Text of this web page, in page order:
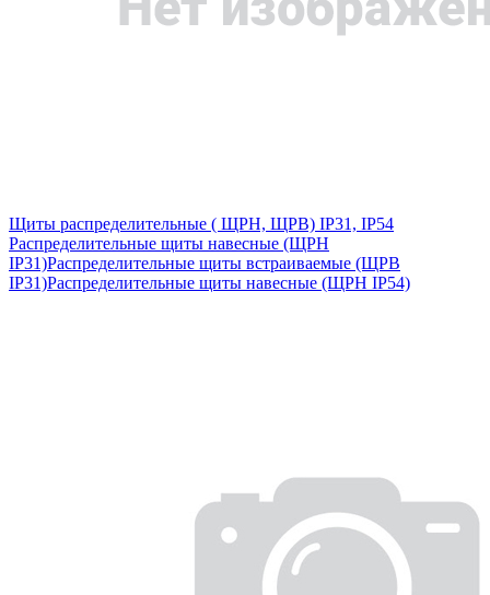
Щиты распределительные ( ЩРН, ЩРВ) IP31, IP54
Распределительные щиты навесные (ЩРН
IP31)Распределительные щиты встраиваемые (ЩРВ
IP31)Распределительные щиты навесные (ЩРН IP54)